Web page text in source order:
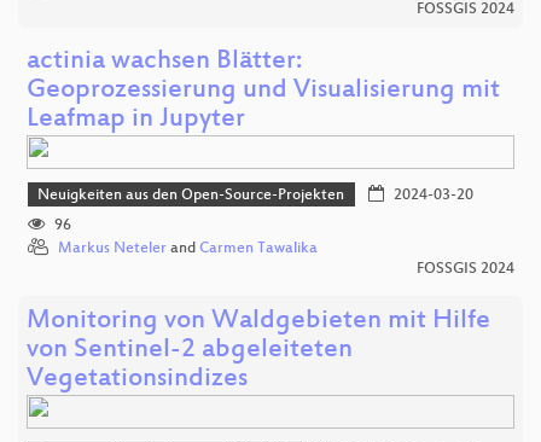
FOSSGIS 2024
actinia wachsen Blätter:
Geoprozessierung und Visualisierung mit
Leafmap in Jupyter
Neuigkeiten aus den Open-Source-Projekten
2024-03-20
96
Markus Neteler and Carmen Tawalika
FOSSGIS 2024
Monitoring von Waldgebieten mit Hilfe
von Sentinel-2 abgeleiteten
Vegetationsindizes